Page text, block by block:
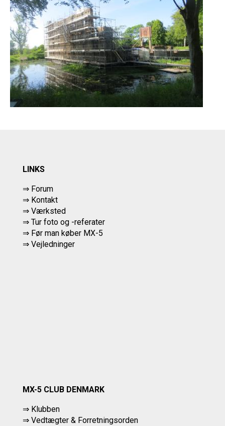
LINKS
⇒ Forum
⇒ Kontakt
⇒ Værksted
⇒ Tur foto og -referater
⇒ Før man køber MX-5
⇒ Vejledninger
MX-5 CLUB DENMARK
⇒ Klubben
⇒ Vedtægter & Forretningsorden